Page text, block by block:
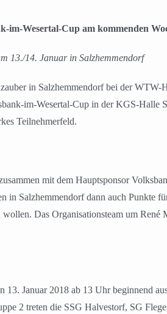
im-Wesertal-Cup am kommenden
13./14. Januar in Salzhemmendorf
in Salzhemmendorf bei der
im-Wesertal-Cup in der KGS-Halle
Teilnehmerfeld.
mit dem Hauptsponsor
in Salzhemmendorf dann auch Punkte
Das Organisationsteam um René
13. Januar 2018 ab 13 Uhr beginnend
2 treten die SSG Halvestorf, SG